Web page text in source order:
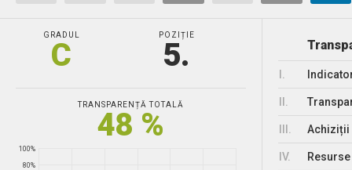
GRADUL
C
POZIȚIE
5.
TRANSPARENȚĂ TOTALĂ
48 %
80%
100%
Achiziții
IV.